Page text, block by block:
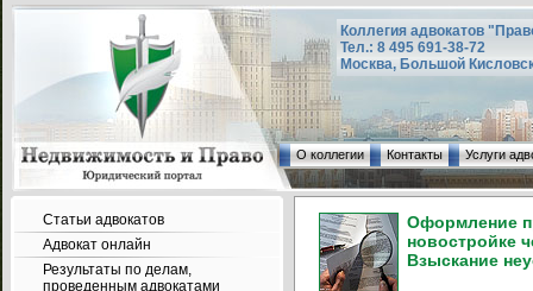
Коллегия адвокатов
Тел.: 8 495 691-38-72
Москва, Большой
О коллегии Контакты Услуги
Статьи адвокатов
Адвокат онлайн
Результаты по делам,
проведенным адвокатами
Оформление
новостройке
Взыскание